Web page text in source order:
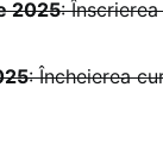
2025:
: Încheierea